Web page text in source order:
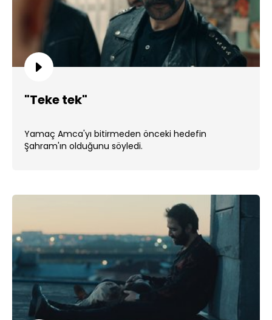
"Teke tek"
Yamaç Amca'yı bitirmeden önceki hedefin
Şahram'ın olduğunu söyledi.